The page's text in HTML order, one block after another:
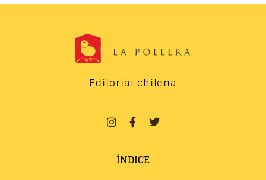
Editorial chilena
ÍNDICE